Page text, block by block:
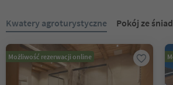
Znajdujesz się na suwaku z zakładkami.
Kwatery agroturystyczne Pokój ze
Możliwość rezerwacji online